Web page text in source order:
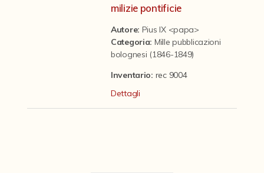
Il progetto Digital Humanities
milizie pontificie
Autore: Pius IX <papa>
Categoria: Mille pubblicazioni
bolognesi (1846-1849)
Inventario: rec 9004
Dettagli